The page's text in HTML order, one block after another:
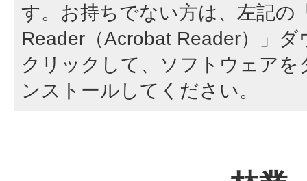
す。お持ちでない方は、左記の
Reader（Acrobat Reader）」
クリックして、ソフトウェア
ンストールしてください。